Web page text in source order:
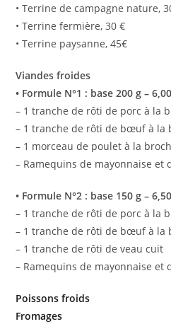
• Terrine de campagne nature,
• Terrine fermière, 30 €
• Terrine paysanne, 45€
Viandes froides
• Formule N°1 : base 200 g –
– 1 tranche de rôti de porc à la
– 1 tranche de rôti de bœuf à la
– 1 morceau de poulet à la
– Ramequins de mayonnaise et
• Formule N°2 : base 150 g –
– 1 tranche de rôti de porc à la
– 1 tranche de rôti de bœuf à la
– 1 tranche de rôti de veau cuit
– Ramequins de mayonnaise et
Poissons froids
Fromages